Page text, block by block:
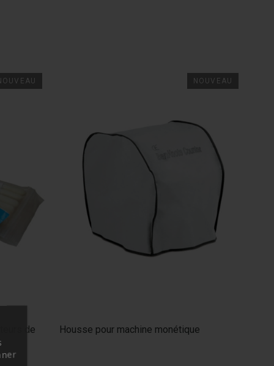
de Housse pour machine monétique
NOUVEAU